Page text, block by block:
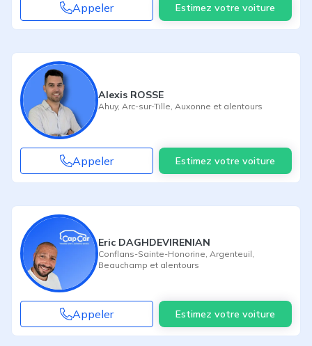
Appeler Estimez votre voiture
Alexis ROSSE
Ahuy, Arc-sur-Tille Auxonne et alentours
Appeler Estimez votre voiture
Eric DAGHDEVIRENIAN
Conflans-Sainte-Honorine Argenteuil
Beauchamp et alentours
Appeler Estimez votre voiture